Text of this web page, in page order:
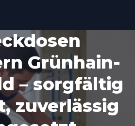
Grünhain-
– sorgfältig
zuverlässig